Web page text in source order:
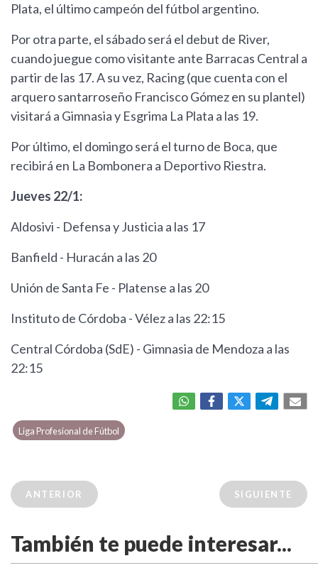
Plata, el último campeón del fútbol argentino.
Por otra parte, el sábado será el debut de River,
cuando juegue como visitante ante Barracas Central a
partir de las 17. A su vez, Racing (que cuenta con el
arquero santarroseño Francisco Gómez en su plantel)
visitará a Gimnasia y Esgrima La Plata a las 19.
Por último, el domingo será el turno de Boca, que
recibirá en La Bombonera a Deportivo Riestra.
Jueves 22/1:
Aldosivi - Defensa y Justicia a las 17
Banfield - Huracán a las 20
Unión de Santa Fe - Platense a las 20
Instituto de Córdoba - Vélez a las 22:15
Central Córdoba (SdE) - Gimnasia de Mendoza a las
22:15
Liga Profesional de Fútbol
ANTERIOR SIGUIENTE
También te puede interesar...